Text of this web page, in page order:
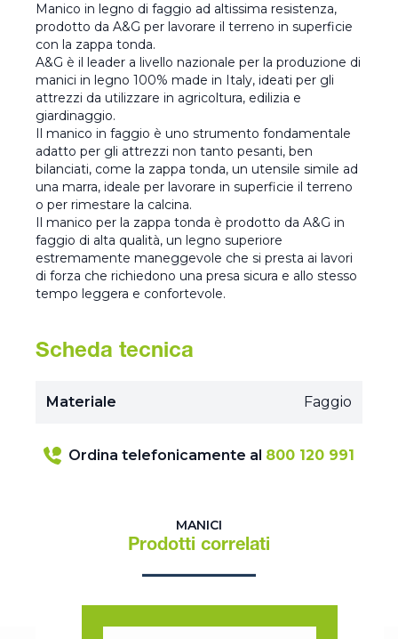
Manico in legno di faggio ad altissima resistenza,
prodotto da A&G per lavorare il terreno in superficie
con la zappa tonda.
A&G è il leader a livello nazionale per la produzione di
manici in legno 100% made in Italy, ideati per gli
attrezzi da utilizzare in agricoltura, edilizia e
giardinaggio.
Il manico in faggio è uno strumento fondamentale
adatto per gli attrezzi non tanto pesanti, ben
bilanciati, come la zappa tonda, un utensile simile ad
una marra, ideale per lavorare in superficie il terreno
o per rimestare la calcina.
Il manico per la zappa tonda è prodotto da A&G in
faggio di alta qualità, un legno superiore
estremamente maneggevole che si presta ai lavori
di forza che richiedono una presa sicura e allo stesso
tempo leggera e confortevole.
Scheda tecnica
Materiale Faggio
Ordina telefonicamente al 800 120 991
MANICI
Prodotti correlati